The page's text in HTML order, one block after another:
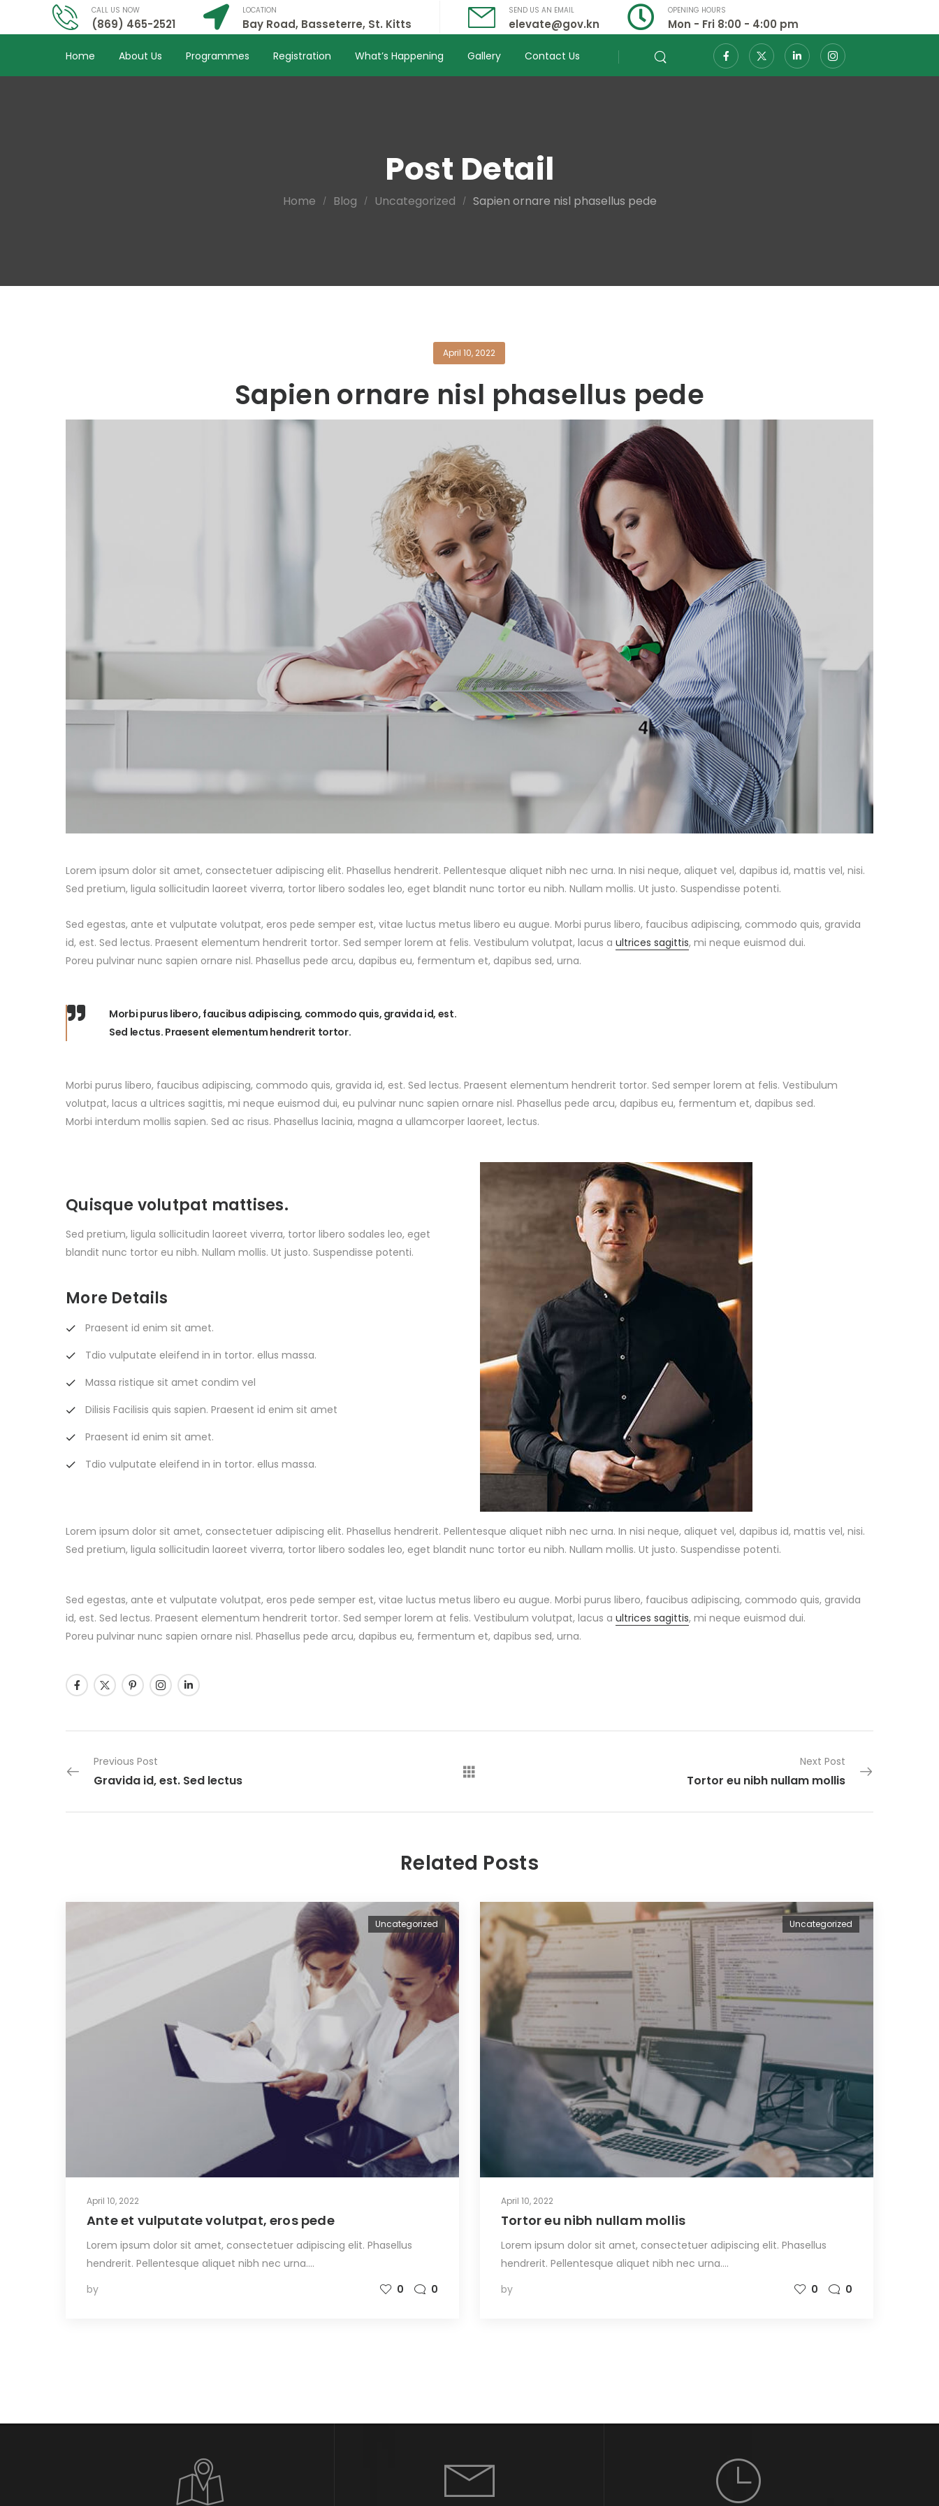
CALL US NOW
(869) 465-2521
LOCATION
Bay Road, Basseterre, St. Kitts
SEND US AN EMAIL
elevate@gov.kn
OPENING HOURS
Mon - Fri 8:00 - 4:00 pm
Home About Us Programmes Registration What’s Happening Gallery Contact Us
Post Detail
Home / Blog / Uncategorized / Sapien ornare nisl phasellus pede
April 10, 2022
Sapien ornare nisl phasellus pede
Lorem ipsum dolor sit amet, consectetuer adipiscing elit. Phasellus hendrerit. Pellentesque aliquet nibh nec urna. In nisi neque, aliquet vel, dapibus id, mattis vel, nisi.
Sed pretium, ligula sollicitudin laoreet viverra, tortor libero sodales leo, eget blandit nunc tortor eu nibh. Nullam mollis. Ut justo. Suspendisse potenti.
Sed egestas, ante et vulputate volutpat, eros pede semper est, vitae luctus metus libero eu augue. Morbi purus libero, faucibus adipiscing, commodo quis, gravida
id, est. Sed lectus. Praesent elementum hendrerit tortor. Sed semper lorem at felis. Vestibulum volutpat, lacus aultrices sagittis, mi neque euismod dui.
Poreu pulvinar nunc sapien ornare nisl. Phasellus pede arcu, dapibus eu, fermentum et, dapibus sed, urna.
Morbi purus libero, faucibus adipiscing, commodo quis, gravida id, est.
Sed lectus. Praesent elementum hendrerit tortor.
Morbi purus libero, faucibus adipiscing, commodo quis, gravida id, est. Sed lectus. Praesent elementum hendrerit tortor. Sed semper lorem at felis. Vestibulum
volutpat, lacus a ultrices sagittis, mi neque euismod dui, eu pulvinar nunc sapien ornare nisl. Phasellus pede arcu, dapibus eu, fermentum et, dapibus sed.
Morbi interdum mollis sapien. Sed ac risus. Phasellus lacinia, magna a ullamcorper laoreet, lectus.
Quisque volutpat mattises.
Sed pretium, ligula sollicitudin laoreet viverra, tortor libero sodales leo, eget
blandit nunc tortor eu nibh. Nullam mollis. Ut justo. Suspendisse potenti.
More Details
Praesent id enim sit amet.
Tdio vulputate eleifend in in tortor. ellus massa.
Massa ristique sit amet condim vel
Dilisis Facilisis quis sapien. Praesent id enim sit amet
Praesent id enim sit amet.
Tdio vulputate eleifend in in tortor. ellus massa.
Lorem ipsum dolor sit amet, consectetuer adipiscing elit. Phasellus hendrerit. Pellentesque aliquet nibh nec urna. In nisi neque, aliquet vel, dapibus id, mattis vel, nisi.
Sed pretium, ligula sollicitudin laoreet viverra, tortor libero sodales leo, eget blandit nunc tortor eu nibh. Nullam mollis. Ut justo. Suspendisse potenti.
Sed egestas, ante et vulputate volutpat, eros pede semper est, vitae luctus metus libero eu augue. Morbi purus libero, faucibus adipiscing, commodo quis, gravida
id, est. Sed lectus. Praesent elementum hendrerit tortor. Sed semper lorem at felis. Vestibulum volutpat, lacus aultrices sagittis, mi neque euismod dui.
Poreu pulvinar nunc sapien ornare nisl. Phasellus pede arcu, dapibus eu, fermentum et, dapibus sed, urna.
Previous Post
Gravida id, est. Sed lectus
Next Post
Tortor eu nibh nullam mollis
Related Posts
April 10, 2022
Uncategorized
Ante et vulputate volutpat, eros pede
Lorem ipsum dolor sit amet, consectetuer adipiscing elit. Phasellus
hendrerit. Pellentesque aliquet nibh nec urna.…
by
0 0
April 10, 2022
Uncategorized
Tortor eu nibh nullam mollis
Lorem ipsum dolor sit amet, consectetuer adipiscing elit. Phasellus
hendrerit. Pellentesque aliquet nibh nec urna.…
by
0 0